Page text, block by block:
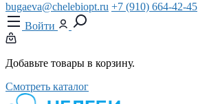
bugaeva@chelebiopt.ru +7 (910) 664-42-45
Войти
Добавьте товары в корзину.
Смотреть каталог